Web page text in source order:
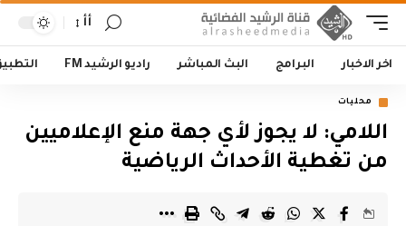
أأ
اخر الاخبار البرامج البث المباشر راديو الرشيد FM
محليات
اللامي: لا يجوز لأي جهة منع الإعلاميين
من تغطية الأحداث الرياضية